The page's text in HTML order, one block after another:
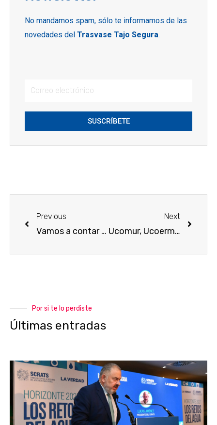
No mandamos spam, sólo te informamos de las
novedades del Trasvase Tajo Segura.
SUSCRÍBETE
Previous
Vamos a contar mentiras tralará
Next
Ucomur, Ucoerm y amusal muestran su apoyo a los regantes de la Región de Murcia en defensa del Tajo-Segura
Por si te lo perdiste
Últimas entradas